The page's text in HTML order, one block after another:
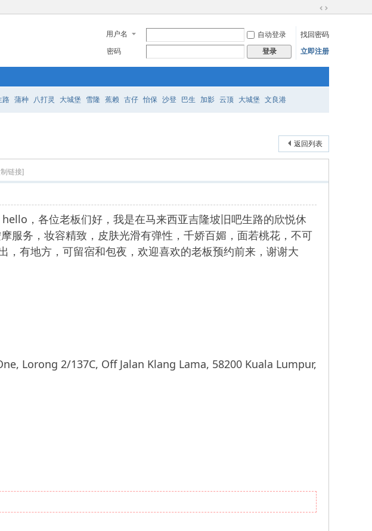
换
到
宽
用户名 自动登录
找回密码
密码
登录 立即注册
路 蒲种 八打灵 大城堡 雪隆 蕉赖 古仔 怡保 沙登 巴生 加影 云顶 大城堡 文良港
返回列表
制链接]
，各位老板们好，我是在马来西亚吉隆坡旧吧生路的欣悦休
服务，妆容精致，皮肤光滑有弹性，千娇百媚，面若桃花，不可
有地方，可留宿和包夜，欢迎喜欢的老板预约前来，谢谢大
Lorong 2/137C, Off Jalan Klang Lama, 58200 Kuala Lumpur,